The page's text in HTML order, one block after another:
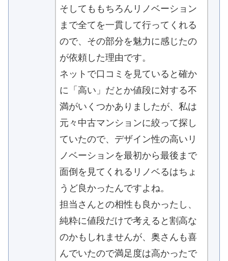
そしてももちろんリノベーション
まで全てを一貫して行ってくれる
ので、その部分を魅力に感じたの
が依頼した理由です。
ネットで口コミを見ていると確か
に「高い」だとか値段に対する不
満がいくつかありましたが、私は
元々中古マンションに絞って探し
ていたので、デザイン性の高いリ
ノベーションを最初から最後まで
面倒を見てくれるリノベるはちょ
うど良かったんですよね。
担当さんとの相性も良かったし、
純粋に値段だけで考えると割高な
のかもしれませんが、奥さんも喜
んでいたので満足度は高かったで